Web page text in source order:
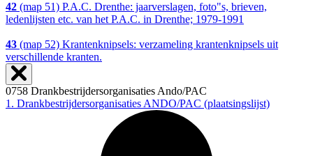
42 (map 51) P.A.C. Drenthe: jaarverslagen, foto"s, brieven,
ledenlijsten etc. van het P.A.C. in Drenthe; 1979-1991
43 (map 52) Krantenknipsels: verzameling krantenknipsels uit
verschillende kranten.
0758 Drankbestrijdersorganisaties Ando/PAC
1. Drankbestrijdersorganisaties ANDO/PAC (plaatsingslijst)